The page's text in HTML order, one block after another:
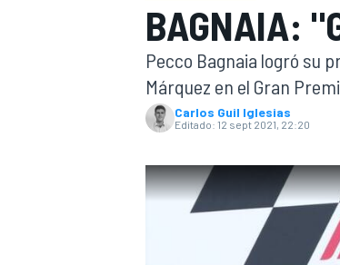
MOTOGP
BAGNAIA:
Pecco Bagnaia logró su
Márquez en el Gran
Carlos Guil Iglesias
Editado: 12 sept 2021, 22:20